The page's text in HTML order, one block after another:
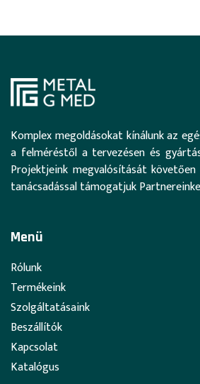
Komplex megoldásokat kínálunk az
a felméréstől a tervezésen és
Projektjeink megvalósítását
tanácsadással támogatjuk
Menü
Rólunk
Termékeink
Szolgáltatásaink
Beszállítók
Kapcsolat
Katalógus